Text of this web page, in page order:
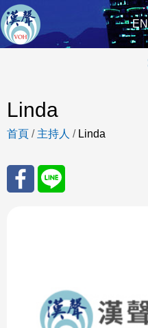
EN
Linda
首頁 / 主持人 / Linda